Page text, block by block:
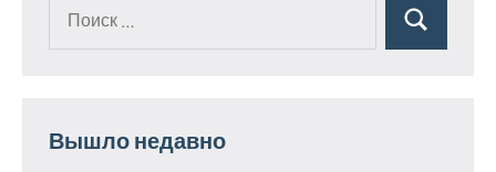
Поиск
Вышло недавно